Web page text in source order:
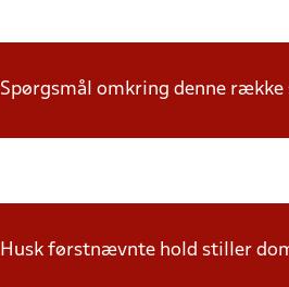
Spørgsmål omkring denne
Husk førstnævnte hold stiller